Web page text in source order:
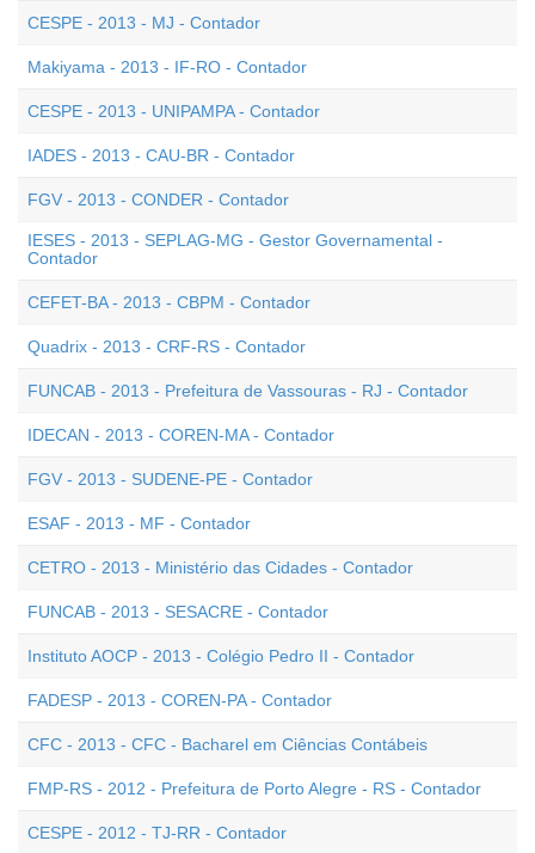
CESPE - 2013 - MJ - Contador
Makiyama - 2013 - IF-RO - Contador
CESPE - 2013 - UNIPAMPA - Contador
IADES - 2013 - CAU-BR - Contador
FGV - 2013 - CONDER - Contador
IESES - 2013 - SEPLAG-MG - Gestor Governamental -
Contador
CEFET-BA - 2013 - CBPM - Contador
Quadrix - 2013 - CRF-RS - Contador
FUNCAB - 2013 - Prefeitura de Vassouras - RJ - Contador
IDECAN - 2013 - COREN-MA - Contador
FGV - 2013 - SUDENE-PE - Contador
ESAF - 2013 - MF - Contador
CETRO - 2013 - Ministério das Cidades - Contador
FUNCAB - 2013 - SESACRE - Contador
Instituto AOCP - 2013 - Colégio Pedro II - Contador
FADESP - 2013 - COREN-PA - Contador
CFC - 2013 - CFC - Bacharel em Ciências Contábeis
FMP-RS - 2012 - Prefeitura de Porto Alegre - RS - Contador
CESPE - 2012 - TJ-RR - Contador